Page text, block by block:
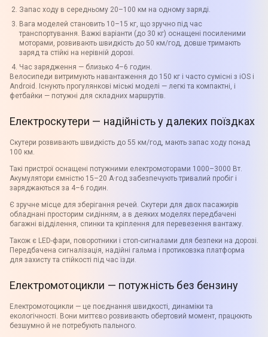
Запас ходу в середньому 20–100 км на одному заряді.
Вага моделей становить 10–15 кг, що зручно під час
транспортування. Важкі варіанти (до 30 кг) оснащені посиленими
моторами, розвивають швидкість до 50 км/год, довше тримають
заряд та стійкі на нерівній дорозі.
Час зарядження — близько 4–6 годин.
Велосипеди витримують навантаження до 150 кг і часто сумісні з iOS і
Android. Існують прогулянкові міські моделі — легкі та компактні, і
фетбайки — потужні для складних маршрутів.
Електроскутери — надійність у далеких поїздках
Скутери розвивають швидкість до 55 км/год, мають запас ходу понад
100 км.
Такі пристрої оснащені потужними електромоторами 1000–3000 Вт.
Акумулятори ємністю 15–20 А·год забезпечують тривалий пробіг і
заряджаються за 4–6 годин.
Є зручне місце для зберігання речей. Скутери для двох пасажирів
обладнані просторим сидінням, а в деяких моделях передбачені
багажні відділення, спинки та кріплення для перевезення вантажу.
Також є LED-фари, поворотники і стоп-сигналами для безпеки на дорозі.
Передбачена сигналізація, надійні гальма і протиковзка платформа
для захисту та стійкості під час їзди.
Електромотоцикли — потужність без бензину
Електромотоцикли — це поєднання швидкості, динаміки та
екологічності. Вони миттєво розвивають обертовий момент, працюють
безшумно й не потребують пального.